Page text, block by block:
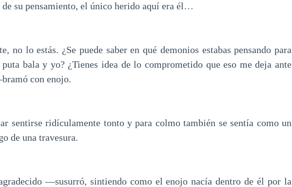
su pensamiento, el único herido aquí era él…
no lo estás. ¿Se puede saber en qué demonios estabas pensando para
bala y yo? ¿Tienes idea de lo comprometido que eso me deja ante
con enojo.
sentirse ridículamente tonto y para colmo también se sentía como un
de una travesura.
—susurró, sintiendo como el enojo nacía dentro de él por la